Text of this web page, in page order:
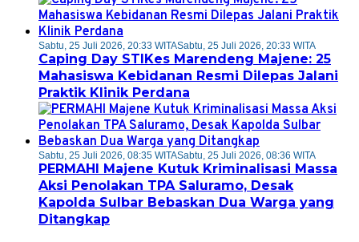
Sabtu, 25 Juli 2026, 20:33 WITASabtu, 25 Juli 2026, 20:33 WITA
Caping Day STIKes Marendeng Majene: 25
Mahasiswa Kebidanan Resmi Dilepas Jalani
Praktik Klinik Perdana
Sabtu, 25 Juli 2026, 08:35 WITASabtu, 25 Juli 2026, 08:36 WITA
PERMAHI Majene Kutuk Kriminalisasi Massa
Aksi Penolakan TPA Saluramo, Desak
Kapolda Sulbar Bebaskan Dua Warga yang
Ditangkap